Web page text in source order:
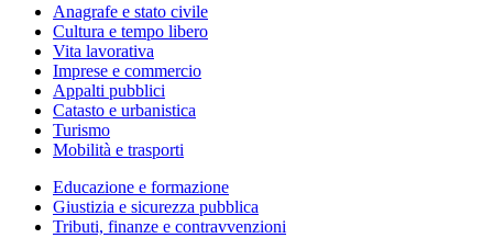
Anagrafe e stato civile
Cultura e tempo libero
Vita lavorativa
Imprese e commercio
Appalti pubblici
Catasto e urbanistica
Turismo
Mobilità e trasporti
Educazione e formazione
Giustizia e sicurezza pubblica
Tributi, finanze e contravvenzioni